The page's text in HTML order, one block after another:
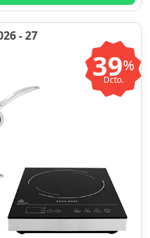
- 27
39%
Dcto.